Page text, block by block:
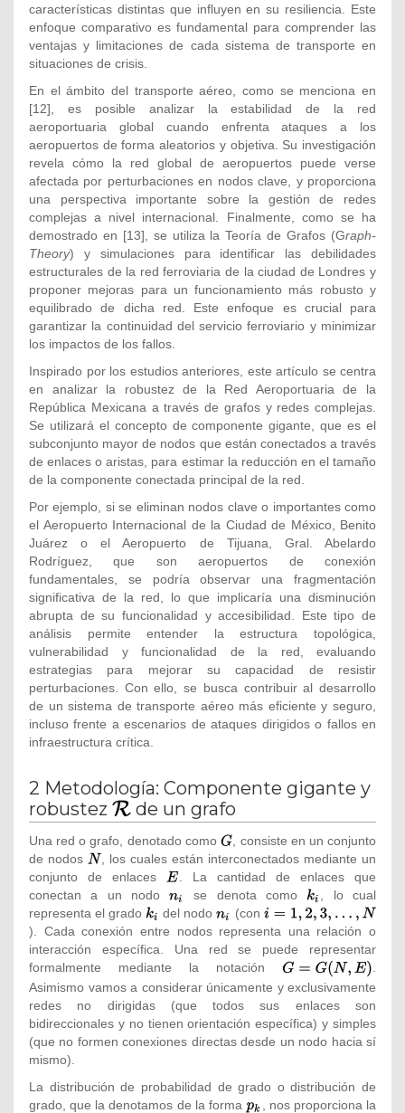
características distintas que influyen en su resiliencia. Este
enfoque comparativo es fundamental para comprender las
ventajas y limitaciones de cada sistema de transporte en
situaciones de crisis.
En el ámbito del transporte aéreo, como se menciona en
[12], es posible analizar la estabilidad de la red
aeroportuaria global cuando enfrenta ataques a los
aeropuertos de forma aleatorios y objetiva. Su investigación
revela cómo la red global de aeropuertos puede verse
afectada por perturbaciones en nodos clave, y proporciona
una perspectiva importante sobre la gestión de redes
complejas a nivel internacional. Finalmente, como se ha
demostrado en [13], se utiliza la Teoría de Grafos (Graph-
Theory) y simulaciones para identificar las debilidades
estructurales de la red ferroviaria de la ciudad de Londres y
proponer mejoras para un funcionamiento más robusto y
equilibrado de dicha red. Este enfoque es crucial para
garantizar la continuidad del servicio ferroviario y minimizar
los impactos de los fallos.
Inspirado por los estudios anteriores, este artículo se centra
en analizar la robustez de la Red Aeroportuaria de la
República Mexicana a través de grafos y redes complejas.
Se utilizará el concepto de componente gigante, que es el
subconjunto mayor de nodos que están conectados a través
de enlaces o aristas, para estimar la reducción en el tamaño
de la componente conectada principal de la red.
Por ejemplo, si se eliminan nodos clave o importantes como
el Aeropuerto Internacional de la Ciudad de México, Benito
Juárez o el Aeropuerto de Tijuana, Gral. Abelardo
Rodríguez, que son aeropuertos de conexión
fundamentales, se podría observar una fragmentación
significativa de la red, lo que implicaría una disminución
abrupta de su funcionalidad y accesibilidad. Este tipo de
análisis permite entender la estructura topológica,
vulnerabilidad y funcionalidad de la red, evaluando
estrategias para mejorar su capacidad de resistir
perturbaciones. Con ello, se busca contribuir al desarrollo
de un sistema de transporte aéreo más eficiente y seguro,
incluso frente a escenarios de ataques dirigidos o fallos en
infraestructura crítica.
2 Metodología: Componente gigante y
robustez {\textstyle
{\mathcal
{R}}}
de un grafo
Una red o grafo, denotado como {\textstyle
G}
, consiste en un conjunto
de nodos {\textstyle
N}
, los cuales están interconectados mediante un
conjunto de enlaces{\textstyle
E}
. La cantidad de enlaces que
conectan a un nodo{\textstyle
n_{i}}
se denota como{\textstyle
k_{i}}
, lo cual
representa el grado{\textstyle
k_{i}}
del nodo{\textstyle
n_{i}}
(con {\textstyle
i=1,2,3,\ldots
,N}
). Cada conexión entre nodos representa una relación o
interacción específica. Una red se puede representar
formalmente mediante la notación{\textstyle
G=G(N,E)}
.
Asimismo vamos a considerar únicamente y exclusivamente
redes no dirigidas (que todos sus enlaces son
bidireccionales y no tienen orientación específica) y simples
(que no formen conexiones directas desde un nodo hacia sí
mismo).
La distribución de probabilidad de grado o distribución de
grado, que la denotamos de la forma {\textstyle
, nos proporciona la